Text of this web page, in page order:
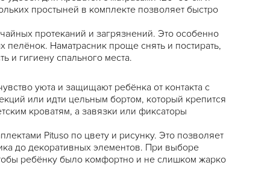
простыней в комплекте позволяет быстро
протеканий и загрязнений. Это особенно
Наматрасник проще снять и постирать,
и гигиену спального места.
уюта и защищают ребёнка от контакта с
или идти цельным бортом, который крепится
кроватям, а завязки или фиксаторы
Pituso по цвету и рисунку. Это позволяет
до декоративных элементов. При выборе
ребёнку было комфортно и не слишком жарко